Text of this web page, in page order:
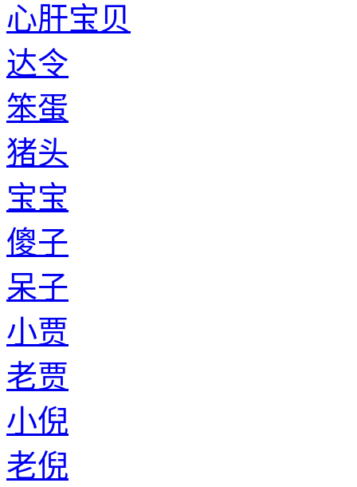
心肝宝贝
达令
笨蛋
猪头
宝宝
傻子
呆子
小贾
老贾
小倪
老倪